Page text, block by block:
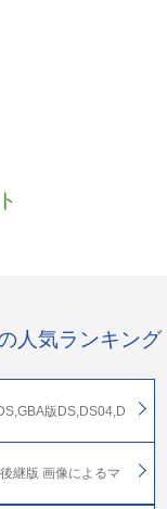
人気ランキング
版DS,DS04,D
継版 画像によるマ